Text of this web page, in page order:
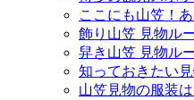
ここにも山笠！
飾り山笠 見物ル
舁き山笠 見物ル
知っておきたい
山笠見物の服装